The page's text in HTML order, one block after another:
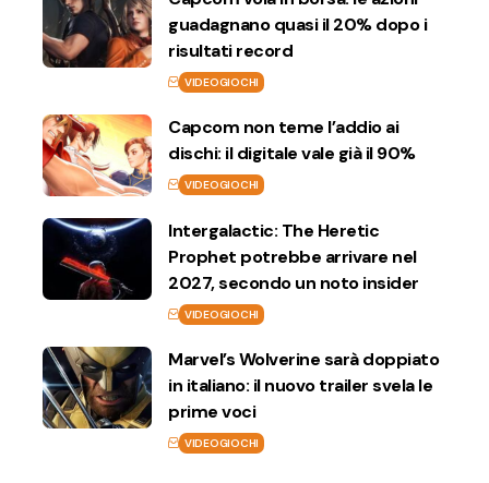
guadagnano quasi il 20% dopo i
risultati record
VIDEOGIOCHI
Capcom non teme l’addio ai
dischi: il digitale vale già il 90%
VIDEOGIOCHI
Intergalactic: The Heretic
Prophet potrebbe arrivare nel
2027, secondo un noto insider
VIDEOGIOCHI
Marvel’s Wolverine sarà doppiato
in italiano: il nuovo trailer svela le
prime voci
VIDEOGIOCHI